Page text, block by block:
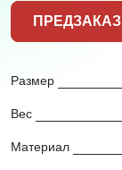
ПРЕДЗАКАЗ
Размер
Вес
Материал